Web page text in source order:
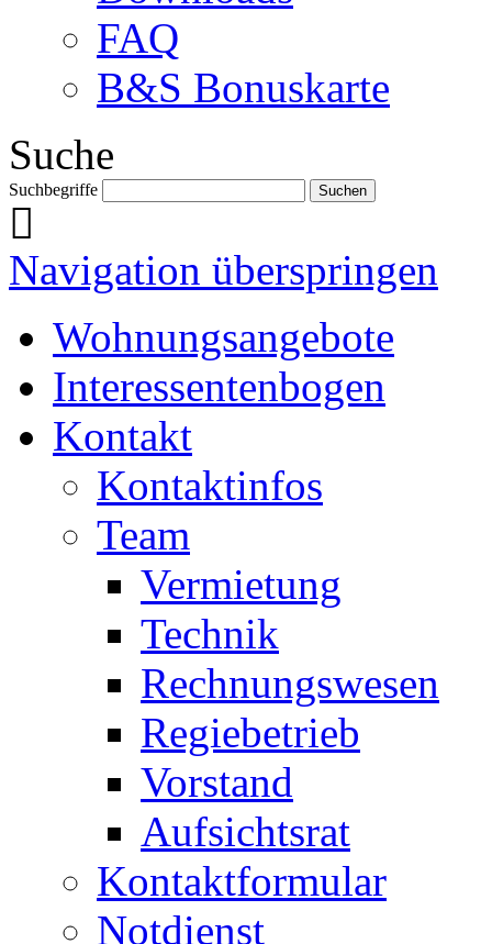
FAQ
B&S Bonuskarte
Suche
Suchbegriffe
Navigation überspringen
Wohnungsangebote
Interessentenbogen
Kontakt
Kontaktinfos
Team
Vermietung
Technik
Rechnungswesen
Regiebetrieb
Vorstand
Aufsichtsrat
Kontaktformular
Notdienst